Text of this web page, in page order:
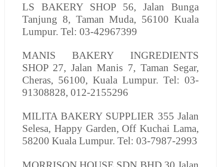
LS BAKERY SHOP56, Jalan Bunga
Tanjung 8, Taman Muda, 56100 Kuala
Lumpur. Tel: 03-42967399
MANIS BAKERY INGREDIENTS
SHOP 27, Jalan Manis 7, Taman Segar,
Cheras, 56100, Kuala Lumpur. Tel: 03-
91308828, 012-2155296
MILITA BAKERY SUPPLIER 355 Jalan
Selesa, Happy Garden, Off Kuchai Lama,
58200 Kuala Lumpur. Tel: 03-7987-2993